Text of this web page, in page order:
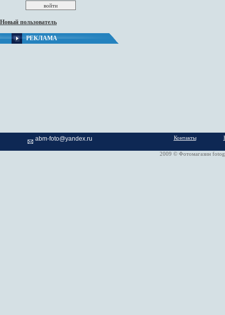
Новый пользователь
РЕКЛАМА
abm-foto@yandex.ru Контакты
2009 © Фотомагазин